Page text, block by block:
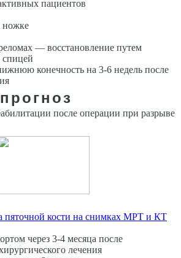
пациентов
ножке
— восстановление путем
конечность на 3-6 недель после
после операции при разрыве
пяточной кости на снимках МРТ и КТ
через 3-4 месяца после
лечения